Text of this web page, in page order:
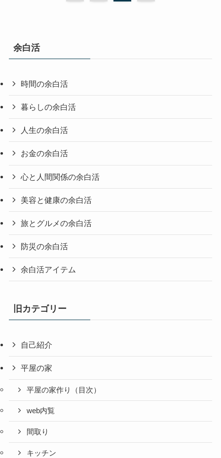
余白活
時間の余白活
暮らしの余白活
人生の余白活
お金の余白活
心と人間関係の余白活
美容と健康の余白活
旅とグルメの余白活
防災の余白活
余白活アイテム
旧カテゴリー
自己紹介
平屋の家
平屋の家作り（目次）
web内覧
間取り
キッチン